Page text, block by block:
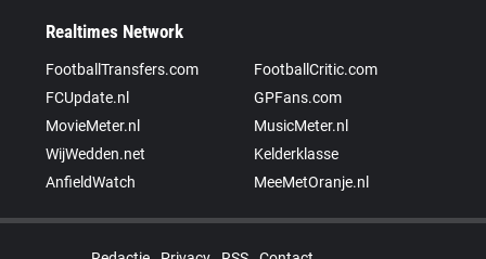
Realtimes Network
FootballTransfers.com
FootballCritic.com
FCUpdate.nl
GPFans.com
MovieMeter.nl
MusicMeter.nl
WijWedden.net
Kelderklasse
AnfieldWatch
MeeMetOranje.nl